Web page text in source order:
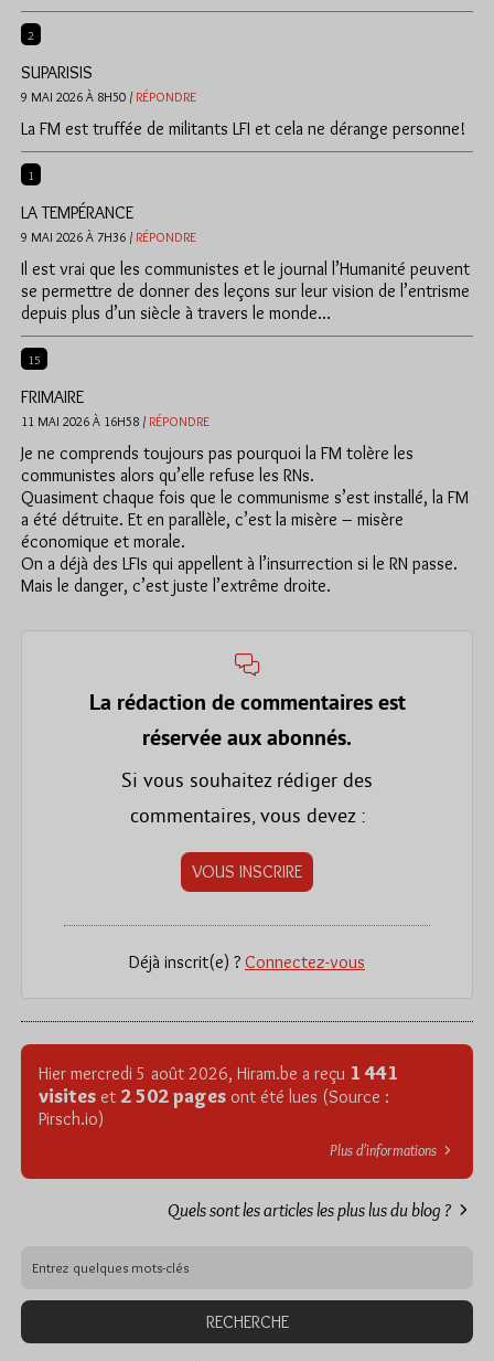
2
SUPARISIS
9 MAI 2026 À 8H50 / RÉPONDRE
La FM est truffée de militants LFI et cela ne dérange personne!
1
LA TEMPÉRANCE
9 MAI 2026 À 7H36 / RÉPONDRE
Il est vrai que les communistes et le journal l’Humanité peuvent
se permettre de donner des leçons sur leur vision de l’entrisme
depuis plus d’un siècle à travers le monde…
15
FRIMAIRE
11 MAI 2026 À 16H58 / RÉPONDRE
Je ne comprends toujours pas pourquoi la FM tolère les
communistes alors qu’elle refuse les RNs.
Quasiment chaque fois que le communisme s’est installé, la FM
a été détruite. Et en parallèle, c’est la misère – misère
économique et morale.
On a déjà des LFIs qui appellent à l’insurrection si le RN passe.
Mais le danger, c’est juste l’extrême droite.
La rédaction de commentaires est
réservée aux abonnés.
Si vous souhaitez rédiger des
commentaires, vous devez :
VOUS INSCRIRE
Déjà inscrit(e) ? Connectez-vous
Hier mercredi 5 août 2026, Hiram.be a reçu 1 441
visites et 2 502 pages ont été lues (Source :
Pirsch.io)
Plus d’informations
Quels sont les articles les plus lus du blog ?